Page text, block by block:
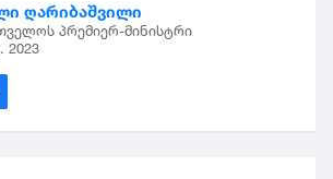
ღარიბაშვილი
პრემიერ-მინისტრი
2023